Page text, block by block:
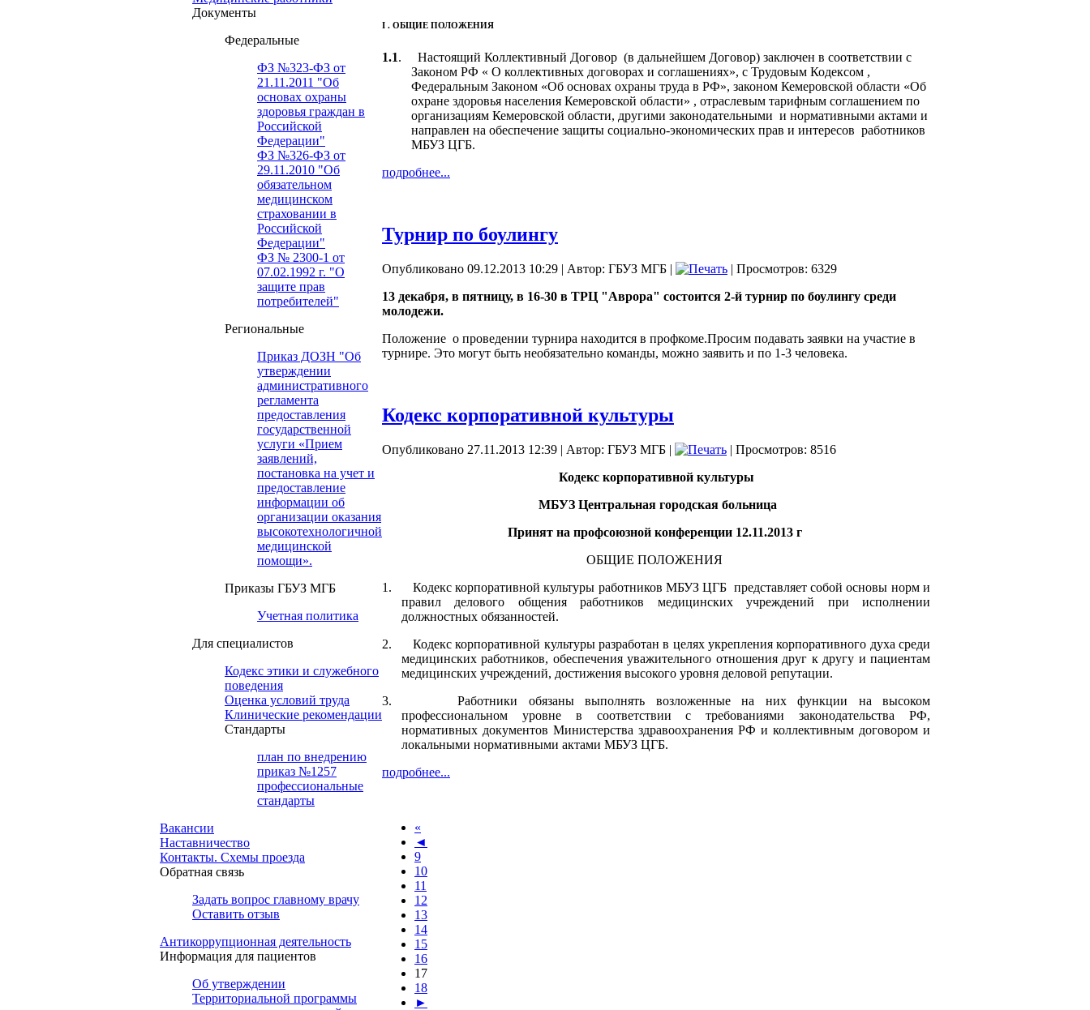
Документы
Федеральные
ФЗ №323-ФЗ от
21.11.2011 "Об
основах охраны
здоровья граждан в
Российской
Федерации"
ФЗ №326-ФЗ от
29.11.2010 "Об
обязательном
медицинском
страховании в
Российской
Федерации"
ФЗ № 2300-1 от
07.02.1992 г. "О
защите прав
потребителей"
Региональные
Приказ ДОЗН "Об
утверждении
административного
регламента
предоставления
государственной
услуги «Прием
заявлений,
постановка на учет и
предоставление
информации об
организации оказания
высокотехнологичной
медицинской
помощи».
Приказы ГБУЗ МГБ
Учетная политика
Для специалистов
Кодекс этики и служебного
поведения
Оценка условий труда
Клинические рекомендации
Cтандарты
план по внедрению
приказ №1257
профессиональные
стандарты
Вакансии
Наставничество
Контакты. Схемы проезда
Обратная связь
Задать вопрос главному врачу
Оставить отзыв
Антикоррупционная деятельность
Информация для пациентов
Об утверждении
Территориальной программы
I . ОБЩИЕ ПОЛОЖЕНИЯ
1.1.
Настоящий Коллективный Договор (в дальнейшем Договор) заключен в соответствии с
Законом РФ « О коллективных договорах и соглашениях», с Трудовым Кодексом ,
Федеральным Законом «Об основах охраны труда в РФ», законом Кемеровской области «Об
охране здоровья населения Кемеровской области» , отраслевым тарифным соглашением по
организациям Кемеровской области, другими законодательными и нормативными актами и
направлен на обеспечение защиты социально-экономических прав и интересов работников
МБУЗ ЦГБ.
подробнее...
Турнир по боулингу
Опубликовано 09.12.2013 10:29 | Автор: ГБУЗ МГБ |
| Просмотров: 6329
13 декабря, в пятницу, в 16-30 в ТРЦ "Аврора" состоится 2-й турнир по боулингу среди
молодежи.
Положение о проведении турнира находится в профкоме.Просим подавать заявки на участие в
турнире. Это могут быть необязательно команды, можно заявить и по 1-3 человека.
Кодекс корпоративной культуры
Опубликовано 27.11.2013 12:39 | Автор: ГБУЗ МГБ |
| Просмотров: 8516
Кодекс корпоративной культуры
МБУЗ Центральная городская больница
Принят на профсоюзной конференции 12.11.2013 г
ОБЩИЕ ПОЛОЖЕНИЯ
1. Кодекс корпоративной культуры работников МБУЗ ЦГБ представляет собой основы норм и
правил делового общения работников медицинских учреждений при исполнении
должностных обязанностей.
2. Кодекс корпоративной культуры разработан в целях укрепления корпоративного духа среди
медицинских работников, обеспечения уважительного отношения друг к другу и пациентам
медицинских учреждений, достижения высокого уровня деловой репутации.
3. Работники обязаны выполнять возложенные на них функции на высоком
профессиональном уровне в соответствии с требованиями законодательства РФ,
нормативных документов Министерства здравоохранения РФ и коллективным договором и
локальными нормативными актами МБУЗ ЦГБ.
подробнее...
«
◄
9
10
11
12
13
14
15
16
17
18
►